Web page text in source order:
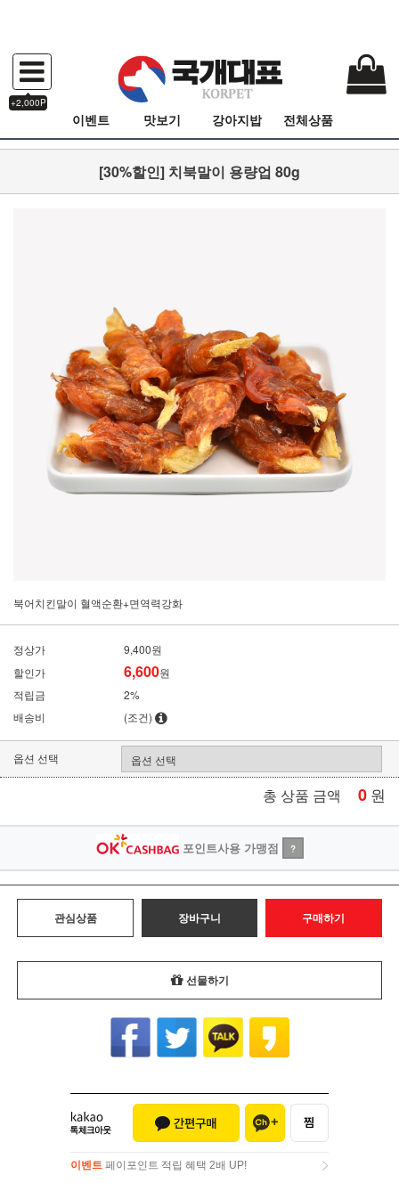
+2,000P
이벤트 맛보기 강아지밥 전체상품
[30%할인] 치북말이 용량업 80g
북어치킨말이 혈액순환+면역력강화
정상가
9,400원
할인가
6,600원
적립금
2%
배송비
(조건)
옵션 선택
총 상품 금액 0 원
포인트사용 가맹점 ?
관심상품 장바구니 구매하기
선물하기
이벤트 페이포인트 적립 혜택 2배 UP!